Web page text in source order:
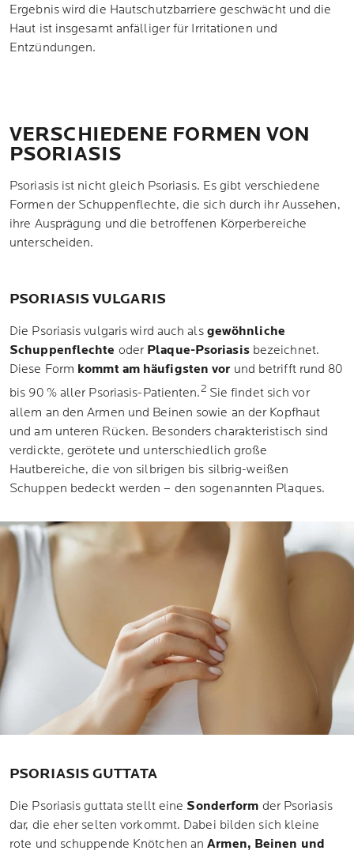
Ergebnis wird die Hautschutzbarriere geschwächt und die
Haut ist insgesamt anfälliger für Irritationen und
Entzündungen.
VERSCHIEDENE FORMEN VON
PSORIASIS
Psoriasis ist nicht gleich Psoriasis. Es gibt verschiedene
Formen der Schuppenflechte, die sich durch ihr Aussehen,
ihre Ausprägung und die betroffenen Körperbereiche
unterscheiden.
PSORIASIS VULGARIS
Die Psoriasis vulgaris wird auch als gewöhnliche
Schuppenflechte oder Plaque-Psoriasisbezeichnet.
Diese Form kommt am häufigsten vor und betrifft rund 80
bis 90 % aller Psoriasis-Patienten.2 Sie findet sich vor
allem an den Armen und Beinen sowie an der Kopfhaut
und am unteren Rücken. Besonders charakteristisch sind
verdickte, gerötete und unterschiedlich große
Hautbereiche, die von silbrigen bis silbrig-weißen
Schuppen bedeckt werden – den sogenannten Plaques.
PSORIASIS GUTTATA
Die Psoriasis guttata stellt eine Sonderform der Psoriasis
dar, die eher selten vorkommt. Dabei bilden sich kleine
rote und schuppende Knötchen anArmen, Beinen und